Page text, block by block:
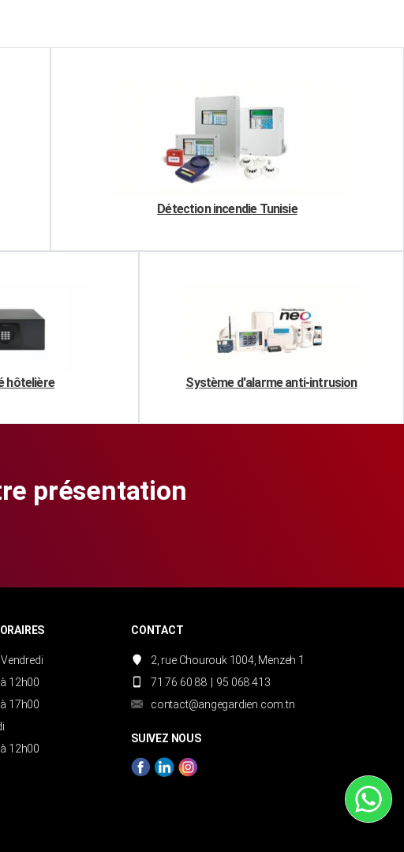
Détection incendie Tunisie
hôtelière Système d'alarme anti-intrusion
présentation
Vendredi
12h00
17h00
12h00
CONTACT
2, rue Chourouk 1004, Menzeh 1
71 76 60 88
95 068 413
contact@angegardien.com.tn
SUIVEZ NOUS